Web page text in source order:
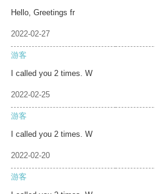
Hello, Greetings fr
2022-02-27
游客
I called you 2 times. W
2022-02-25
游客
I called you 2 times. W
2022-02-20
游客